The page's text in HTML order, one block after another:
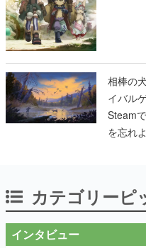
Steam
を忘れ
カテゴリーピ
「現
──『